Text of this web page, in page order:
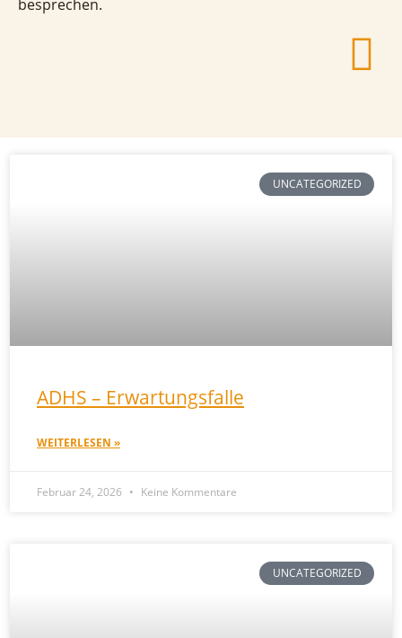
besprechen.
UNCATEGORIZED
ADHS – Erwartungsfalle
WEITERLESEN »
Februar 24, 2026 Keine Kommentare
UNCATEGORIZED